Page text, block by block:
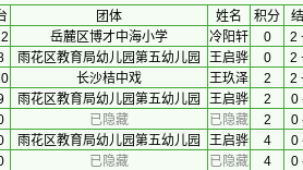
团体 姓名 积分
岳麓区博才中海小学 冷阳轩 0
2
雨花区教育局幼儿园第五幼儿园 王启骅 0
2
长沙桔中戏 王玖泽 2
2
雨花区教育局幼儿园第五幼儿园 王启骅 2
0
已隐藏 已隐藏 2
0
雨花区教育局幼儿园第五幼儿园 王启骅 4
0
已隐藏 已隐藏 4
0